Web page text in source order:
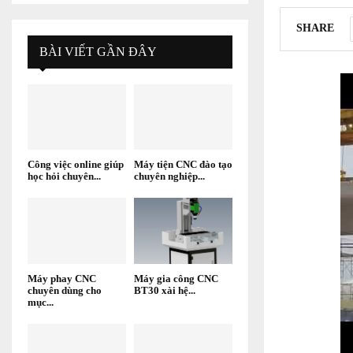
SHARE
BÀI VIẾT GẦN ĐÂY
Công việc online giúp
học hỏi chuyên...
Máy tiện CNC đào tạo
chuyên nghiệp...
Máy phay CNC
chuyên dùng cho
mục...
Máy gia công CNC
BT30 xài hệ...